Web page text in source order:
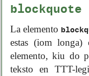
blockquote
La elemento
estas (iom longa)
elemento, kiu do
teksto en TTT-